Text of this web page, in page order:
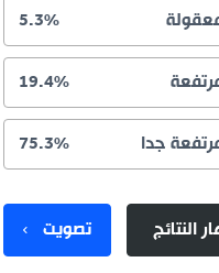
5.3%
19.4%
جدا 75.3%
النتائج تصويت